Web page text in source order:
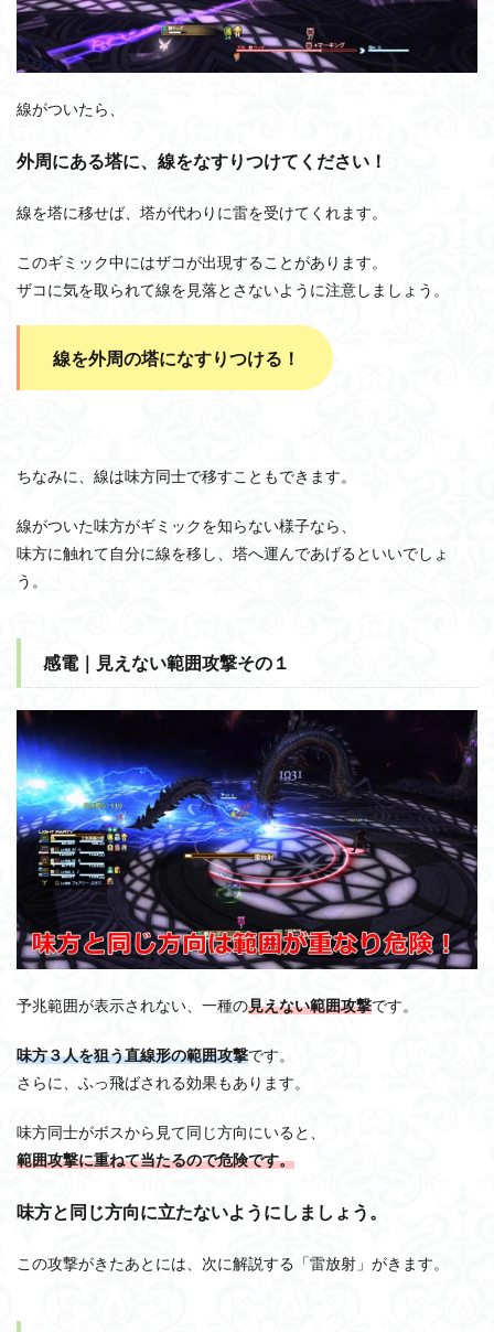
線がついたら、
外周にある塔に、線をなすりつけてください！
線を塔に移せば、塔が代わりに雷を受けてくれます。
このギミック中にはザコが出現することがあります。
ザコに気を取られて線を見落とさないように注意しましょう。
線を外周の塔になすりつける！
ちなみに、線は味方同士で移すこともできます。
線がついた味方がギミックを知らない様子なら、
味方に触れて自分に線を移し、塔へ運んであげるといいでしょ
う。
感電｜見えない範囲攻撃その１
予兆範囲が表示されない、一種の見えない範囲攻撃です。
味方３人を狙う直線形の範囲攻撃です。
さらに、ふっ飛ばされる効果もあります。
味方同士がボスから見て同じ方向にいると、
範囲攻撃に重ねて当たるので危険です。
味方と同じ方向に立たないようにしましょう。
この攻撃がきたあとには、次に解説する「雷放射」がきます。